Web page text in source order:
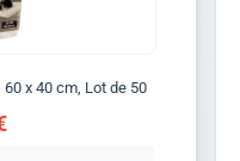
x 40 cm, Lot de 50